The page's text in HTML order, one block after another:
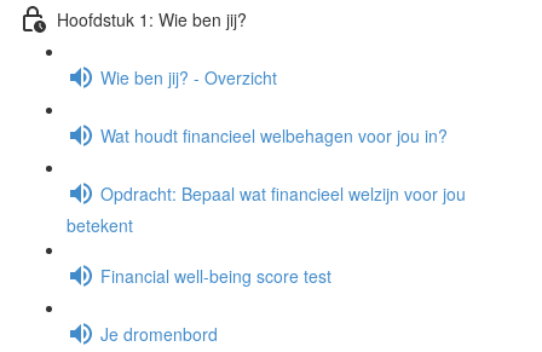
Hoofdstuk 1: Wie ben jij?
Wie ben jij? - Overzicht
Wat houdt financieel welbehagen voor jou in?
Opdracht: Bepaal wat financieel welzijn voor jou
betekent
Financial well-being score test
Je dromenbord